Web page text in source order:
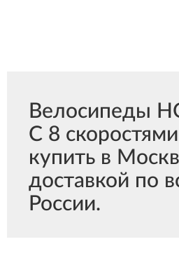
Велосипеды
С 8
купить в
доставкой по
России.